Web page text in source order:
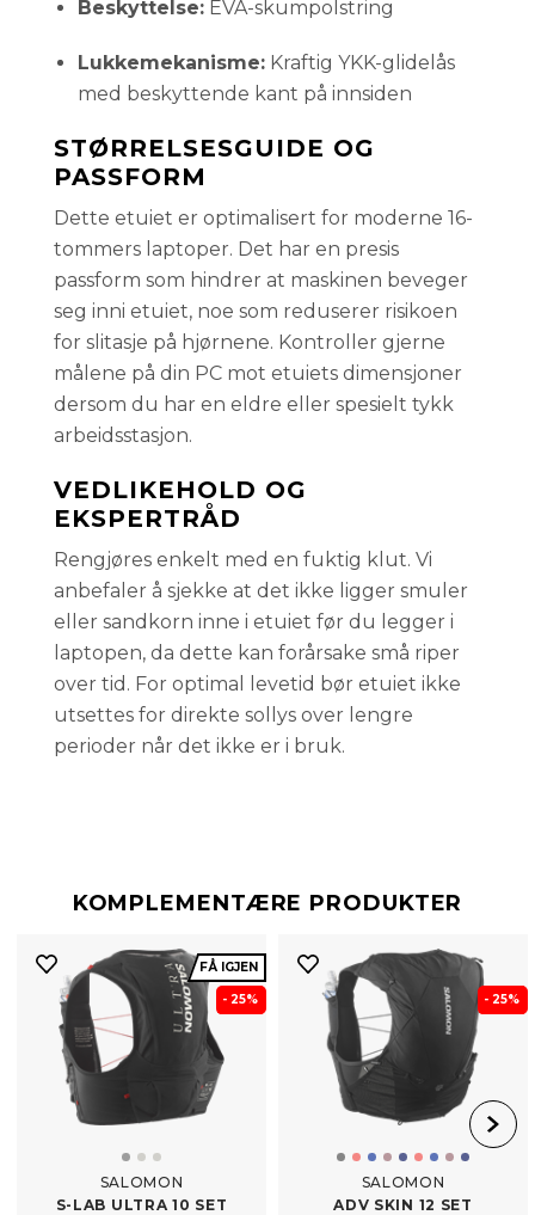
Beskyttelse: EVA-skumpolstring
Lukkemekanisme: Kraftig YKK-glidelås
med beskyttende kant på innsiden
STØRRELSESGUIDE OG
PASSFORM
Dette etuiet er optimalisert for moderne 16-
tommers laptoper. Det har en presis
passform som hindrer at maskinen beveger
seg inni etuiet, noe som reduserer risikoen
for slitasje på hjørnene. Kontroller gjerne
målene på din PC mot etuiets dimensjoner
dersom du har en eldre eller spesielt tykk
arbeidsstasjon.
VEDLIKEHOLD OG
EKSPERTRÅD
Rengjøres enkelt med en fuktig klut. Vi
anbefaler å sjekke at det ikke ligger smuler
eller sandkorn inne i etuiet før du legger i
laptopen, da dette kan forårsake små riper
over tid. For optimal levetid bør etuiet ikke
utsettes for direkte sollys over lengre
perioder når det ikke er i bruk.
KOMPLEMENTÆRE PRODUKTER
FÅ IGJEN
- 25%
SALOMON
S-​LAB ULTRA 10 SET
- 25%
SALOMON
ADV SKIN 12 SET